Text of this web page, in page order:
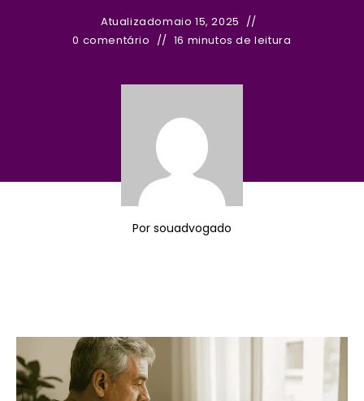
Atualizadomaio 15, 2025
0 comentário
16 minutos de leitura
Por souadvogado